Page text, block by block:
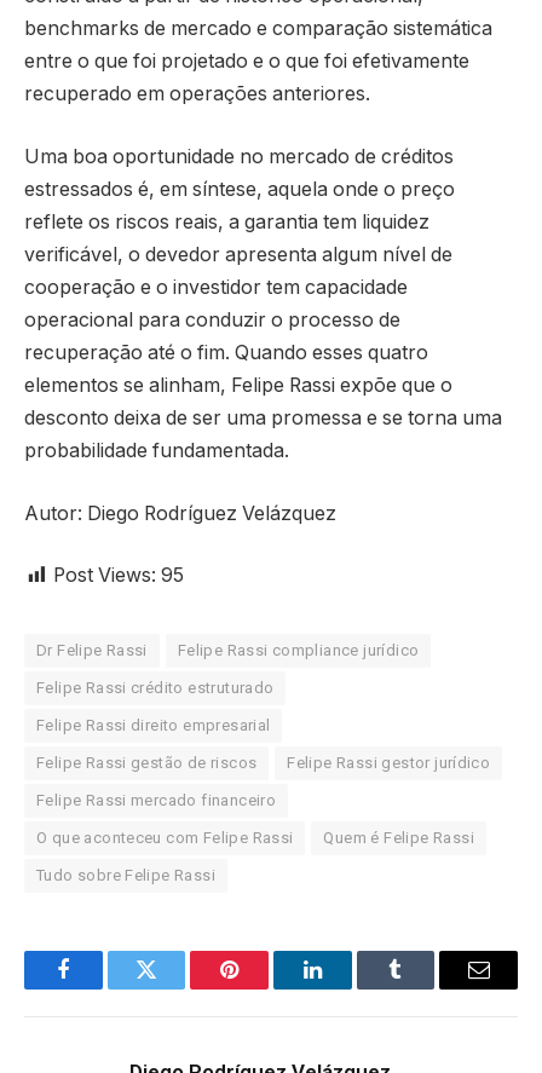
benchmarks de mercado e comparação sistemática
entre o que foi projetado e o que foi efetivamente
recuperado em operações anteriores.
Uma boa oportunidade no mercado de créditos
estressados é, em síntese, aquela onde o preço
reflete os riscos reais, a garantia tem liquidez
verificável, o devedor apresenta algum nível de
cooperação e o investidor tem capacidade
operacional para conduzir o processo de
recuperação até o fim. Quando esses quatro
elementos se alinham, Felipe Rassi expõe que o
desconto deixa de ser uma promessa e se torna uma
probabilidade fundamentada.
Autor: Diego Rodríguez Velázquez
Post Views: 95
Dr Felipe Rassi Felipe Rassi compliance jurídico
Felipe Rassi crédito estruturado
Felipe Rassi direito empresarial
Felipe Rassi gestão de riscos Felipe Rassi gestor jurídico
Felipe Rassi mercado financeiro
O que aconteceu com Felipe Rassi Quem é Felipe Rassi
Tudo sobre Felipe Rassi
FacebookTwitter Pinterest LinkedInTumblr Email